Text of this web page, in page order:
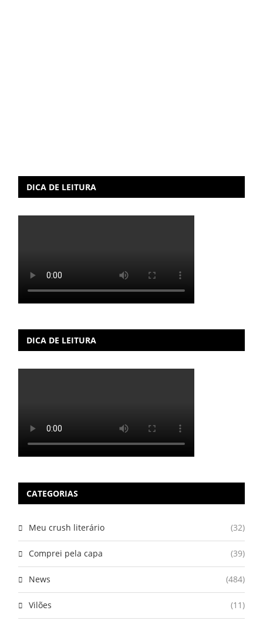
DICA DE LEITURA
DICA DE LEITURA
CATEGORIAS
Meu crush literário (32)
Comprei pela capa (39)
News (484)
Vilões (11)